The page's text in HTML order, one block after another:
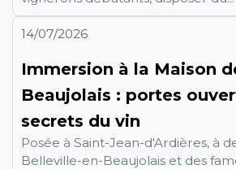
14/07/2026
Immersion à la Maison
Beaujolais : portes
secrets du vin
Posée à Saint-Jean-d'Ardières, à
Belleville-en-Beaujolais et des